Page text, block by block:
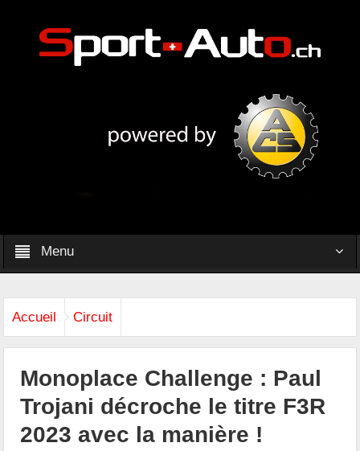
Menu
Accueil Circuit
Monoplace Challenge : Paul
Trojani décroche le titre F3R
2023 avec la manière !